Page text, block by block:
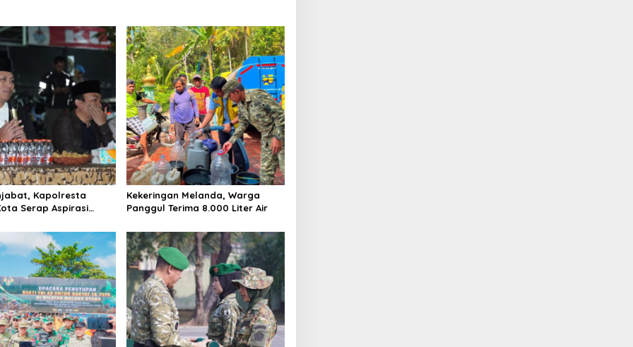
Kapolresta
Serap Aspirasi
Kekeringan Melanda, Warga
Panggul Terima 8.000 Liter Air